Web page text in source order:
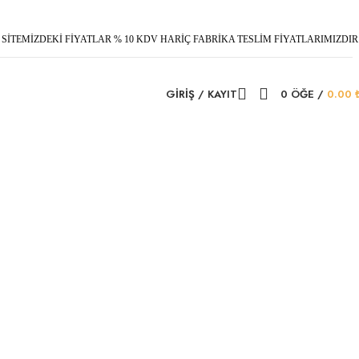
SİTEMİZDEKİ FİYATLAR % 10 KDV HARİÇ FABRİKA TESLİM
GIRIŞ / KAYIT 0 ÖĞE / 0.00